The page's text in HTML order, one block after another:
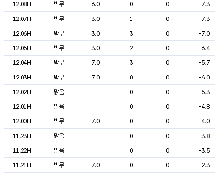
12.08H
박무 6.0 0 0
-7.3
12.07H
박무 3.0 1 0
-7.3
12.06H
박무 3.0 3 0
-7.0
12.05H
박무 3.0 2 0
-6.4
12.04H
박무 7.0 3 0
-5.7
12.03H
박무 7.0 0 0
-6.0
12.02H
맑음 0 0
-5.3
12.01H
맑음 0 0
-4.8
12.00H
박무 7.0 0 0
-4.0
11.23H
맑음 0 0
-3.8
11.22H
맑음 0 0
-3.5
11.21H
박무 7.0 0 0
-2.3